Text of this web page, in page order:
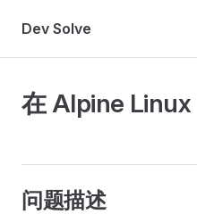
Skip to content
Dev Solve
在 Alpine
问题描述